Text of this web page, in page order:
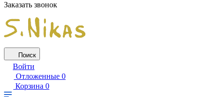
Заказать звонок
Поиск
Войти
Отложенные 0
Корзина 0